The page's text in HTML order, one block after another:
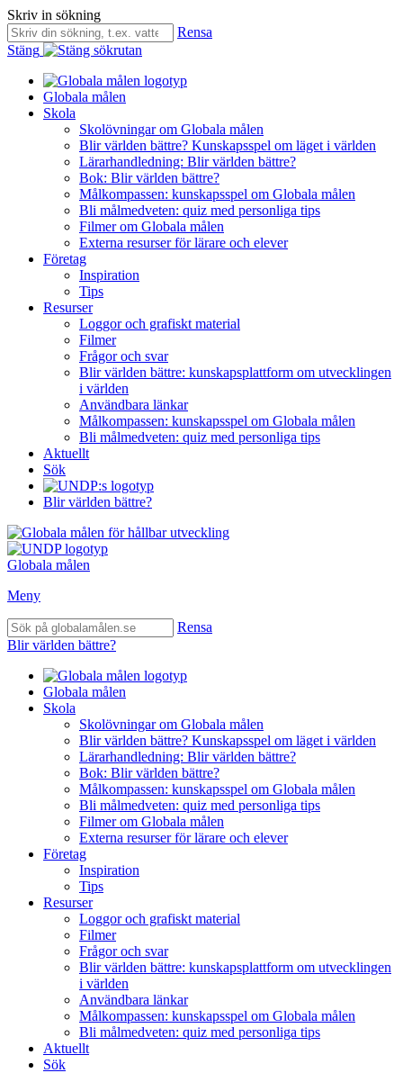
Skriv in sökning
Rensa
Stäng
Globala målen
Skola
Skolövningar om Globala målen
Blir världen bättre? Kunskapsspel om läget i världen
Lärarhandledning: Blir världen bättre?
Bok: Blir världen bättre?
Målkompassen: kunskapsspel om Globala målen
Bli målmedveten: quiz med personliga tips
Filmer om Globala målen
Externa resurser för lärare och elever
Företag
Inspiration
Tips
Resurser
Loggor och grafiskt material
Filmer
Frågor och svar
Blir världen bättre: kunskapsplattform om utvecklingen
i världen
Användbara länkar
Målkompassen: kunskapsspel om Globala målen
Bli målmedveten: quiz med personliga tips
Aktuellt
Sök
Blir världen bättre?
Globala målen
Meny
Rensa
Blir världen bättre?
Globala målen
Skola
Skolövningar om Globala målen
Blir världen bättre? Kunskapsspel om läget i världen
Lärarhandledning: Blir världen bättre?
Bok: Blir världen bättre?
Målkompassen: kunskapsspel om Globala målen
Bli målmedveten: quiz med personliga tips
Filmer om Globala målen
Externa resurser för lärare och elever
Företag
Inspiration
Tips
Resurser
Loggor och grafiskt material
Filmer
Frågor och svar
Blir världen bättre: kunskapsplattform om utvecklingen
i världen
Användbara länkar
Målkompassen: kunskapsspel om Globala målen
Bli målmedveten: quiz med personliga tips
Aktuellt
Sök